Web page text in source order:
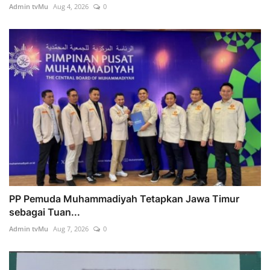
Admin tvMu Aug 4, 2026 0
PP Pemuda Muhammadiyah Tetapkan Jawa Timur
sebagai Tuan...
Admin tvMu Aug 7, 2026 0